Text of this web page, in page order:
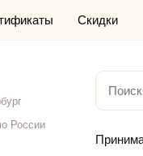
Скидки
России